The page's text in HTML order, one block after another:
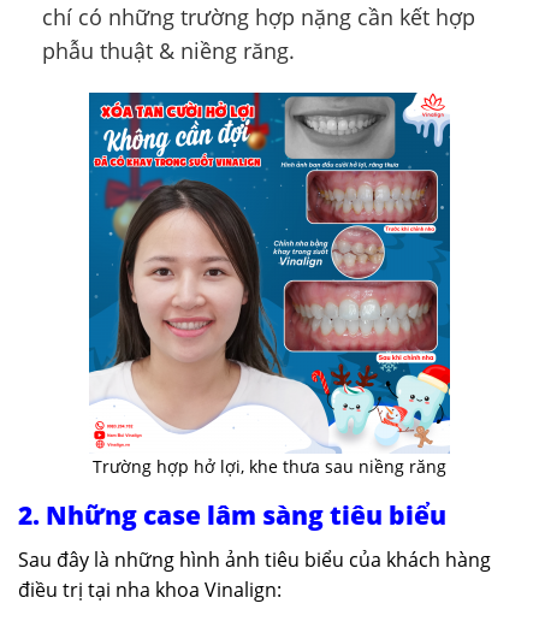
chí có những trường hợp nặng cần kết hợp
phẫu thuật & niềng răng.
Trường hợp hở lợi, khe thưa sau niềng răng
2. Những case lâm sàng tiêu biểu
Sau đây là những hình ảnh tiêu biểu của khách hàng
điều trị tại nha khoa Vinalign: